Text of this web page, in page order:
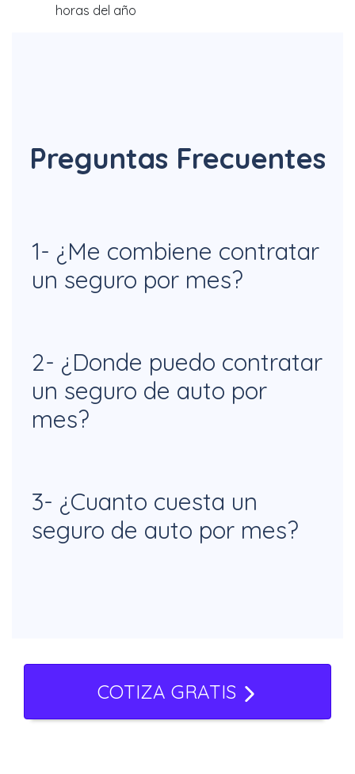
horas del año
Preguntas Frecuentes
1- ¿Me combiene contratar
un seguro por mes?
tu auto por un par de meses, tu mejor
opción es el Seguro de Auto por Mes.
2- ¿Donde puedo contratar
un seguro de auto por
mes?
cuentan con este tipo de seguros,
algunas de estas son AXA, MAPFRE Y
3- ¿Cuanto cuesta un
seguro de auto por mes?
mes aproximadamente.
COTIZA GRATIS